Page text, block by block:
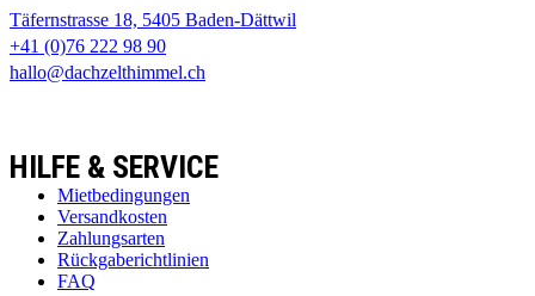
Täfernstrasse 18, 5405 Baden-Dättwil
+41 (0)76 222 98 90
hallo@dachzelthimmel.ch
HILFE & SERVICE
Mietbedingungen
Versandkosten
Zahlungsarten
Rückgaberichtlinien
FAQ